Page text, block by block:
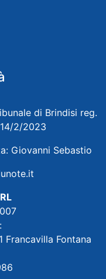
di Brindisi reg.
2/2023
Giovanni Sebastio
Francavilla Fontana